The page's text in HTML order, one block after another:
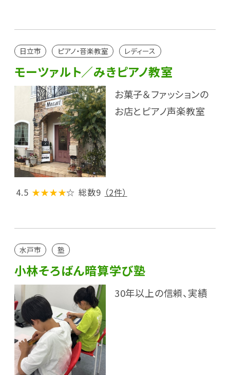
日立市 ピアノ・音楽教室 レディース
モーツァルト／みきピアノ教室
お菓子＆ファッションの
お店とピアノ声楽教室
4.5 ★★★★☆ 総数9 （2件）
水戸市 塾
小林そろばん暗算学び塾
30年以上の信頼、実績